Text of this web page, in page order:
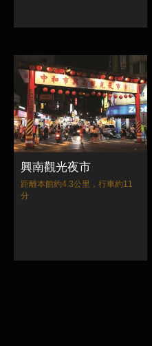
興南觀光夜市
距離本館約4.3公里，行車約11
分